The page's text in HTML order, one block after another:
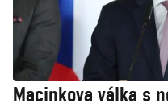
Macinkova válka s